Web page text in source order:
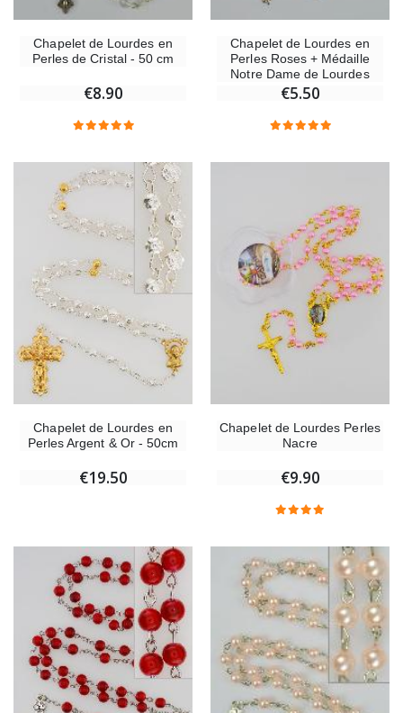
Chapelet de Lourdes en
Perles de Cristal - 50 cm
€8.90
Chapelet de Lourdes en
Perles Roses + Médaille
Notre Dame de Lourdes
€5.50
Chapelet de Lourdes en
Perles Argent & Or - 50cm
€19.50
Chapelet de Lourdes Perles
Nacre
€9.90